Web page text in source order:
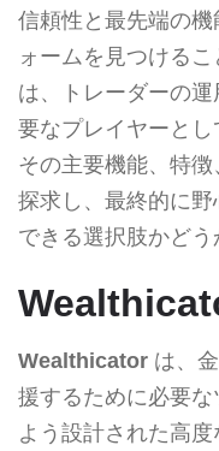
信頼性と最先端の
ォームを見つけるこ
は、トレーダーの
要なプレイヤーとし
その主要機能、特
探求し、最終的に
できる選択肢かどう
Wealthicator は、
援するために必要
よう設計された高度